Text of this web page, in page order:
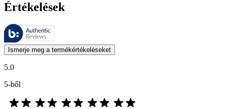
Értékelések
Ezeket az értékeléseket a Bazaarvoice kezeli, és megfelelnek a
A termékbesorolás és csillagos besorolás formájában kifejezett
Ismerje meg a termékértékeléseket
5.0
5-ből